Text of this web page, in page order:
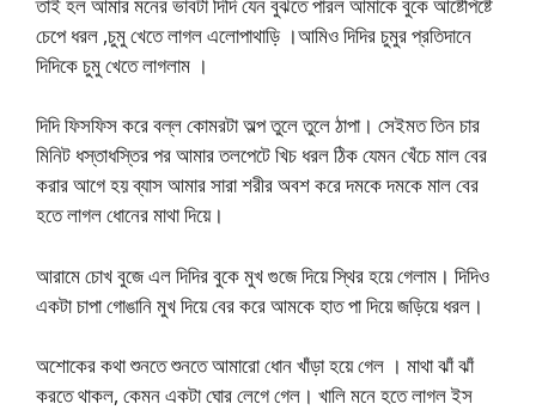
চেপে ধরল ,চুমু খেতে লাগল এলোপাথাড়ি ।আমিও দিদির চুমুর প্রতিদানে
দিদিকে চুমু খেতে লাগলাম ।
দিদি ফিসফিস করে বল্ল কোমরটা অল্প তুলে তুলে ঠাপা। সেইমত তিন চার
মিনিট ধস্তাধস্তির পর আমার তলপেটে খিচ ধরল ঠিক যেমন খেঁচে মাল বের
করার আগে হয় ব্যাস আমার সারা শরীর অবশ করে দমকে দমকে মাল বের
হতে লাগল ধোনের মাথা দিয়ে।
আরামে চোখ বুজে এল দিদির বুকে মুখ গুজে দিয়ে স্থির হয়ে গেলাম। দিদিও
একটা চাপা গোঙানি মুখ দিয়ে বের করে আমকে হাত পা দিয়ে জড়িয়ে ধরল।
অশোকের কথা শুনতে শুনতে আমারো ধোন খাঁড়া হয়ে গেল । মাথা ঝাঁ ঝাঁ
করতে থাকল, কেমন একটা ঘোর লেগে গেল। খালি মনে হতে লাগল ইস